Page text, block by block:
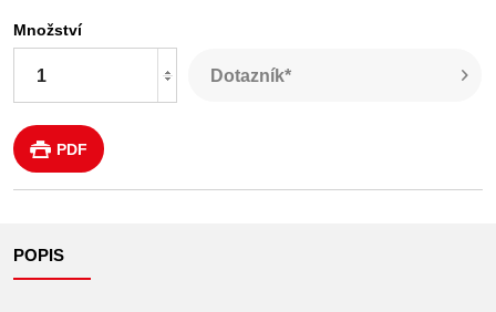
Množství
Dotazník*
PDF
POPIS